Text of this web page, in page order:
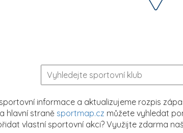
informace a aktualizujeme rozpis
hlavní straně sportmap.cz můžete vyhledat
vlastní sportovní akci? Využijte zdarma